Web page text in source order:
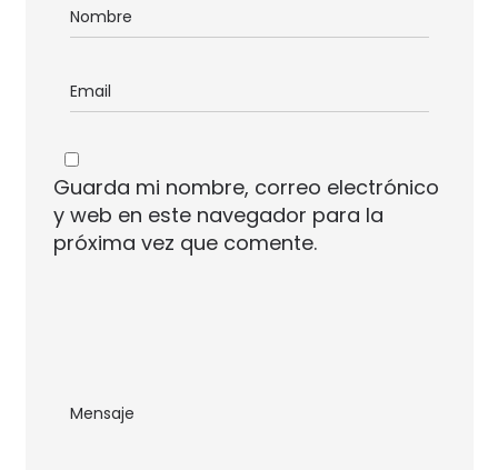
Guarda mi nombre, correo electrónico
y web en este navegador para la
próxima vez que comente.